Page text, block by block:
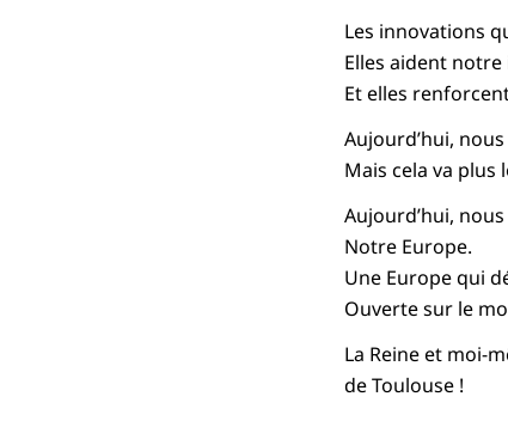
Les innovations
Elles aident
Et elles
Aujourd’hui,
Mais cela va plus
Aujourd’hui,
Notre Europe.
Une Europe qui
Ouverte sur le
La Reine et moi-
de Toulouse !